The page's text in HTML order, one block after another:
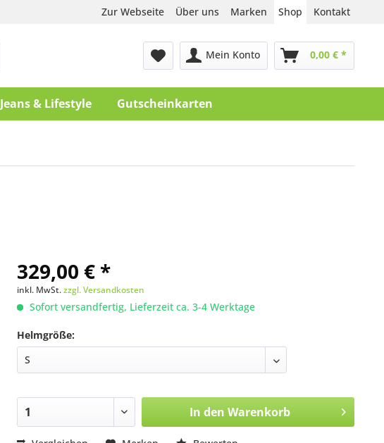
Zur Webseite Über uns Marken Shop Kontakt
Mein Konto 0,00 € *
Jeans & Lifestyle Gutscheinkarten
329,00 € *
inkl. MwSt.zzgl. Versandkosten
Sofort versandfertig, Lieferzeit ca. 3-4 Werktage
Helmgröße:
In den Warenkorb